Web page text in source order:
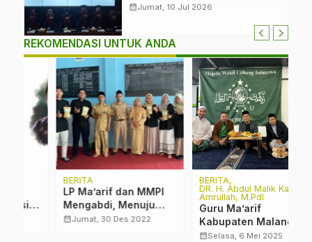
calendar_monthJumat, 10 Jul 2026
REKOMENDASI UNTUK ANDA
LP Ma’arif dan MMPI
Mengabdi, Menuju
“Otak Jerman Hati
Jumat, 30 Des 2022
DR. H. Abdul Malik Karim
Amrullah, M.PdI
Guru Ma’arif
Kabupaten Malang,
Mengabdi di Islamic
Selasa, 6 Mei 2025